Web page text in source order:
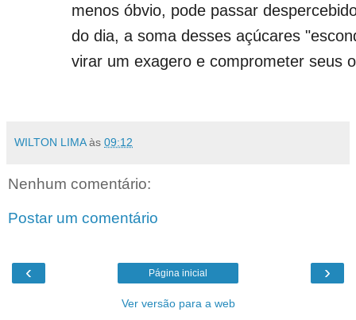
menos óbvio, pode passar
do dia, a soma desses açúcares
virar um exagero e comprometer seus
WILTON LIMA às 09:12
Nenhum comentário:
Postar um comentário
‹ ›
Página inicial
Ver versão para a web